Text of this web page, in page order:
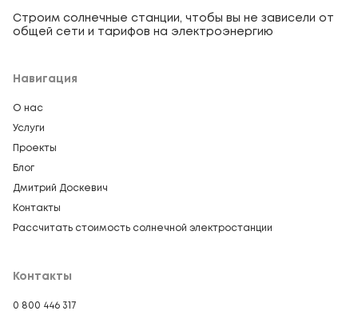
Строим солнечные станции, чтобы вы не зависели от
общей сети и тарифов на электроэнергию
Навигация
О нас
Услуги
Проекты
Блог
Дмитрий Доскевич
Контакты
Рассчитать стоимость солнечной электростанции
Контакты
0 800 446 317